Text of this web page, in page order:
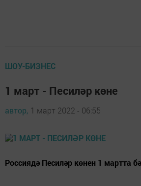
ШОУ-БИЗНЕС
1 март - Песиләр көне
автор, 1 март 2022 - 06:55
Россиядә Песиләр көнен 1 мартта